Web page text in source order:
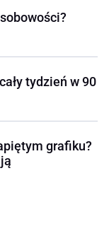
tydzień w 90
grafiku?